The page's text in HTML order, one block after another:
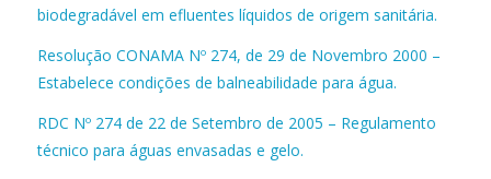
biodegradável em efluentes líquidos de origem sanitária.
Resolução CONAMA Nº 274, de 29 de Novembro 2000 –
Estabelece condições de balneabilidade para água.
RDC Nº 274 de 22 de Setembro de 2005 – Regulamento
técnico para águas envasadas e gelo.